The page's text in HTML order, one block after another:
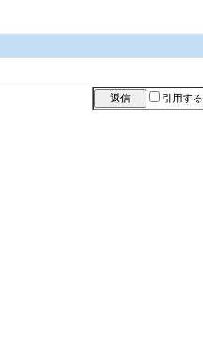
引用する